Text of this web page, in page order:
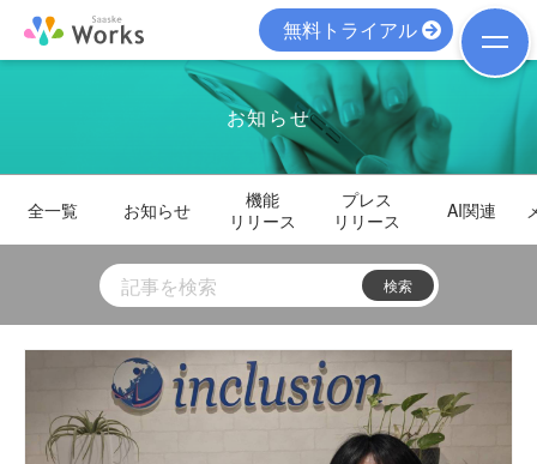
無料トライアル
お知らせ
全一覧 お知らせ
機能
リリース
プレス
リリース
AI関連